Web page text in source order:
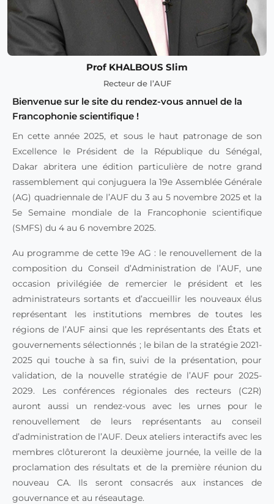
Prof KHALBOUS Slim
Recteur de l’AUF
Bienvenue sur le site du rendez-vous annuel de la
Francophonie scientifique !
En cette année 2025, et sous le haut patronage de son
Excellence le Président de la République du Sénégal,
Dakar abritera une édition particulière de notre grand
rassemblement qui conjuguera la 19e Assemblée Générale
(AG) quadriennale de l’AUF du 3 au 5 novembre 2025 et la
5e Semaine mondiale de la Francophonie scientifique
(SMFS) du 4 au 6 novembre 2025.
Au programme de cette 19e AG : le renouvellement de la
composition du Conseil d’Administration de l’AUF, une
occasion privilégiée de remercier le président et les
administrateurs sortants et d’accueillir les nouveaux élus
représentant les institutions membres de toutes les
régions de l’AUF ainsi que les représentants des États et
gouvernements sélectionnés ; le bilan de la stratégie 2021-
2025 qui touche à sa fin, suivi de la présentation, pour
validation, de la nouvelle stratégie de l’AUF pour 2025-
2029. Les conférences régionales des recteurs (C2R)
auront aussi un rendez-vous avec les urnes pour le
renouvellement de leurs représentants au conseil
d’administration de l’AUF. Deux ateliers interactifs avec les
membres clôtureront la deuxième journée, la veille de la
proclamation des résultats et de la première réunion du
nouveau CA. Ils seront consacrés aux instances de
gouvernance et au réseautage.